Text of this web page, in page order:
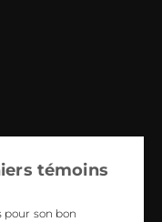
témoins
pour son bon